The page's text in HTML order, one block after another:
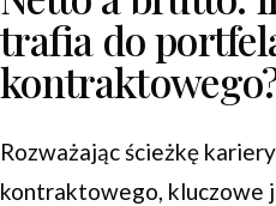
trafia do
Rozważając ścieżkę
kontraktowego, kluczowe